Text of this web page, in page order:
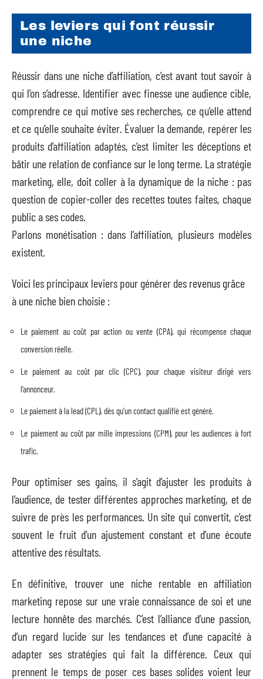
Les leviers qui font réussir
une niche
Réussir dans une niche d’affiliation, c’est avant tout savoir à
qui l’on s’adresse. Identifier avec finesse une audience cible,
comprendre ce qui motive ses recherches, ce qu’elle attend
et ce qu’elle souhaite éviter. Évaluer la demande, repérer les
produits d’affiliation adaptés, c’est limiter les déceptions et
bâtir une relation de confiance sur le long terme. La stratégie
marketing, elle, doit coller à la dynamique de la niche : pas
question de copier-coller des recettes toutes faites, chaque
public a ses codes.
Parlons monétisation : dans l’affiliation, plusieurs modèles
existent.
Voici les principaux leviers pour générer des revenus grâce
à une niche bien choisie :
Le paiement au coût par action ou vente (CPA), qui récompense chaque
conversion réelle.
Le paiement au coût par clic (CPC), pour chaque visiteur dirigé vers
l’annonceur.
Le paiement à la lead (CPL), dès qu’un contact qualifié est généré.
Le paiement au coût par mille impressions (CPM), pour les audiences à fort
trafic.
Pour optimiser ses gains, il s’agit d’ajuster les produits à
l’audience, de tester différentes approches marketing, et de
suivre de près les performances. Un site qui convertit, c’est
souvent le fruit d’un ajustement constant et d’une écoute
attentive des résultats.
En définitive, trouver une niche rentable en affiliation
marketing repose sur une vraie connaissance de soi et une
lecture honnête des marchés. C’est l’alliance d’une passion,
d’un regard lucide sur les tendances et d’une capacité à
adapter ses stratégies qui fait la différence. Ceux qui
prennent le temps de poser ces bases solides voient leur